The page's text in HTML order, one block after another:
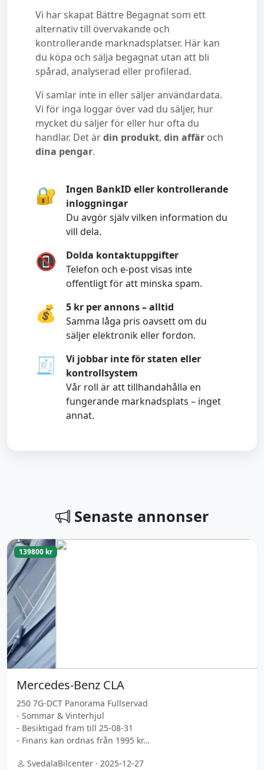
Vi har skapat Bättre Begagnat som ett
alternativ till övervakande och
kontrollerande marknadsplatser. Här kan
du köpa och sälja begagnat utan att bli
spårad, analyserad eller profilerad.
Vi samlar inte in eller säljer användardata.
Vi för inga loggar över vad du säljer, hur
mycket du säljer för eller hur ofta du
handlar. Det ärdin produkt, din affär och
dina pengar.
🔐
Ingen BankID eller kontrollerande
inloggningar
Du avgör själv vilken information du
vill dela.
📵
Dolda kontaktuppgifter
Telefon och e-post visas inte
offentligt för att minska spam.
💰
5 kr per annons – alltid
Samma låga pris oavsett om du
säljer elektronik eller fordon.
🧾
Vi jobbar inte för staten eller
kontrollsystem
Vår roll är att tillhandahålla en
fungerande marknadsplats – inget
annat.
Senaste annonser
139800 kr
Mercedes-Benz CLA
250 7G-DCT Panorama Fullservad
- Sommar & Vinterhjul
- Besiktigad fram till 25-08-31
- Finans kan ordnas från 1995 kr…
SvedalaBilcenter · 2025-12-27